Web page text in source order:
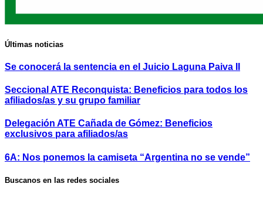
Últimas noticias
Se conocerá la sentencia en el Juicio Laguna Paiva II
Seccional ATE Reconquista: Beneficios para todos los
afiliados/as y su grupo familiar
Delegación ATE Cañada de Gómez: Beneficios
exclusivos para afiliados/as
6A: Nos ponemos la camiseta “Argentina no se vende”
Buscanos en las redes sociales